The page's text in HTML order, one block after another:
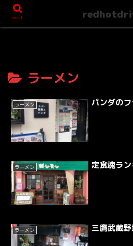
ラーメン
ラーメン パンダの
ラーメン 定食魂ラ
ラーメン 三鷹武蔵
serch